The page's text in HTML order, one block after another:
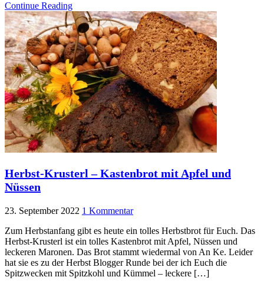
Continue Reading
Herbst-Krusterl – Kastenbrot mit Apfel und
Nüssen
23. September 2022 1 Kommentar
Zum Herbstanfang gibt es heute ein tolles Herbstbrot für Euch. Das
Herbst-Krusterl ist ein tolles Kastenbrot mit Apfel, Nüssen und
leckeren Maronen. Das Brot stammt wiedermal von An Ke. Leider
hat sie es zu der Herbst Blogger Runde bei der ich Euch die
Spitzwecken mit Spitzkohl und Kümmel – leckere […]